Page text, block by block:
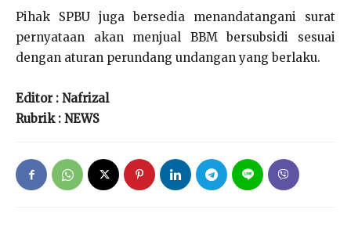
Pihak SPBU juga bersedia menandatangani surat
pernyataan akan menjual BBM bersubsidi sesuai
dengan aturan perundang undangan yang berlaku.
Editor : Nafrizal
Rubrik : NEWS